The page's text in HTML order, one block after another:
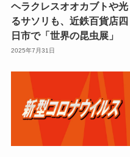
ヘラクレスオオカブトや光
るサソリも、近鉄百貨店四
日市で「世界の昆虫展」
2025年7月31日